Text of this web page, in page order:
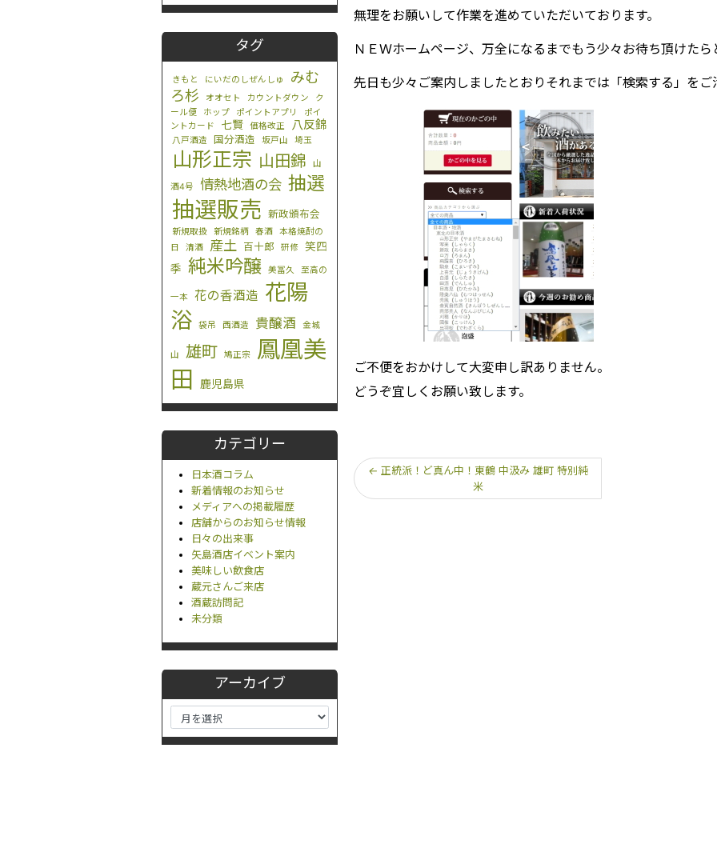
タグ
きもと にいだのしぜんしゅ
みむ
ろ杉
オオセト カウントダウン
ク
ール便
ホップ ポイントアプリ
ポイ
ントカード
七賢 価格改正 八反錦
八戸酒造 国分酒造 坂戸山 埼玉
山形正宗 山田錦 山
酒4号 情熱地酒の会 抽選
抽選販売 新政頒布会
新規取扱 新規銘柄 春酒
本格焼酎の
日
清酒 産土 百十郎 研修
笑四
季 純米吟醸 美冨久 至高の
一本 花の香酒造 花陽
浴
袋吊 西酒造 貴醸酒 金城
山 雄町 鳩正宗
鳳凰美
田
鹿児島県
カテゴリー
日本酒コラム
新着情報のお知らせ
メディアへの掲載履歴
店舗からのお知らせ情報
日々の出来事
矢島酒店イベント案内
美味しい飲食店
蔵元さんご来店
酒蔵訪問記
未分類
アーカイブ
無理をお願いして作業を進めていただいております。
ＮＥＷホームページ、万全になるまでもう少々お待ち頂けたら
先日も少々ご案内しましたとおりそれまでは「検索する」をご
ご不便をおかけして大変申し訳ありません。
どうぞ宜しくお願い致します。
← 正統派！ど真ん中！東鶴 中汲み 雄町 特別純
米